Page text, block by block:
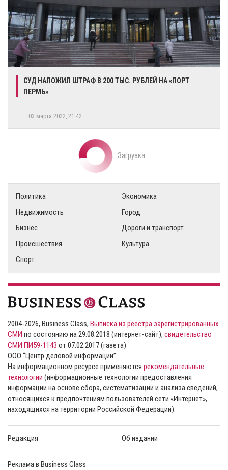
​СУД НАЛОЖИЛ ШТРАФ В 200 ТЫС. РУБЛЕЙ НА «ПОРТ
ПЕРМЬ»
03 марта 2022, 21:42
Загрузка...
Политика
Экономика
Недвижимость
Город
Бизнес
Дороги и транспорт
Происшествия
Культура
Спорт
2004-2026, Business Class, Выписка из реестра зарегистрированных
СМИ по состоянию на 29.08.2018 (интернет-сайт), свидетельство
СМИ ПИ59-1143 от 07.02.2017 (газета)
ООО “Центр деловой информации”
На информационном ресурсе применяются рекомендательные
технологии (информационные технологии предоставления
информации на основе сбора, систематизации и анализа сведений,
относящихся к предпочтениям пользователей сети «Интернет»,
находящихся на территории Российской Федерации).
Редакция Об издании
Реклама в Business Class